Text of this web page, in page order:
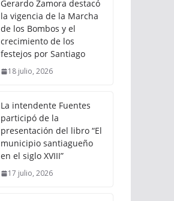
Gerardo Zamora destacó
la vigencia de la Marcha
de los Bombos y el
crecimiento de los
festejos por Santiago
18 julio, 2026
La intendente Fuentes
participó de la
presentación del libro “El
municipio santiagueño
en el siglo XVIII”
17 julio, 2026